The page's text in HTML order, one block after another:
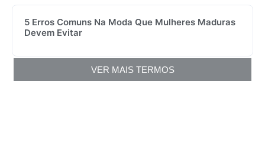
5 Erros Comuns Na Moda Que Mulheres Maduras
Devem Evitar
VER MAIS TERMOS